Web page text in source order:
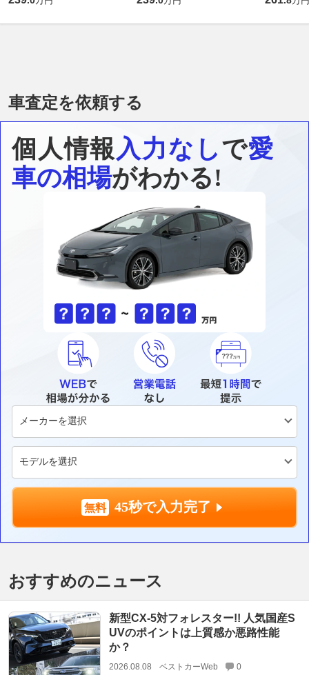
車査定を依頼する
個人情報 入力なしで愛
車の相場がわかる!
45秒で入力完了
おすすめのニュース
新型CX-5対フォレスター!! 人気国産S
UVのポイントは上質感か悪路性能
か？
2026.08.08 ベストカーWeb 0